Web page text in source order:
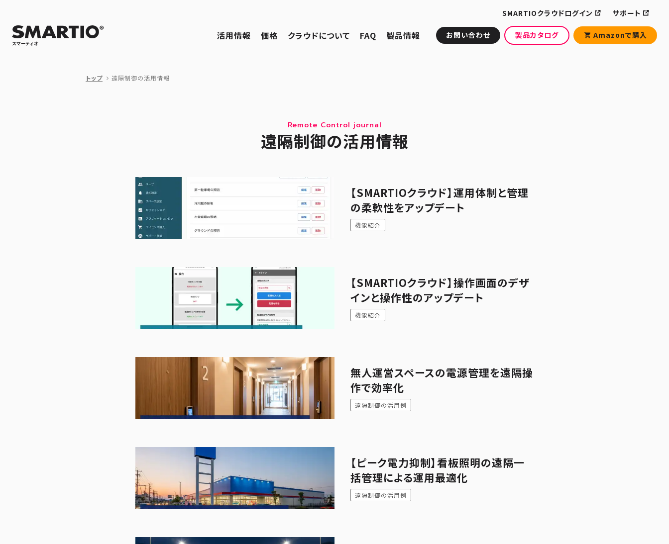
活用情報 価格 クラウドについて FAQ 製品情報 お問い合わせ 製品カタログ Amazonで購入
SMARTIOクラウドログイン サポート
トップ 遠隔制御の活用情報
Remote Control journal
遠隔制御の活用情報
【SMARTIOクラウド】運用体制と管理
の柔軟性をアップデート
機能紹介
【SMARTIOクラウド】操作画面のデザ
インと操作性のアップデート
機能紹介
無人運営スペースの電源管理を遠隔操
作で効率化
遠隔制御の活用例
【ピーク電力抑制】看板照明の遠隔一
括管理による運用最適化
遠隔制御の活用例